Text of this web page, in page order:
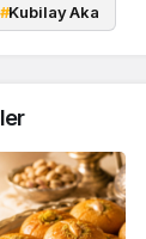
#Kubilay Aka